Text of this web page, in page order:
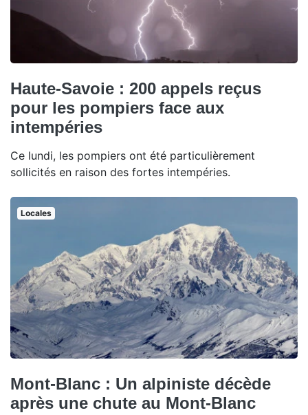
Haute-Savoie : 200 appels reçus
pour les pompiers face aux
intempéries
Ce lundi, les pompiers ont été particulièrement
sollicités en raison des fortes intempéries.
Locales
Mont-Blanc : Un alpiniste décède
après une chute au Mont-Blanc